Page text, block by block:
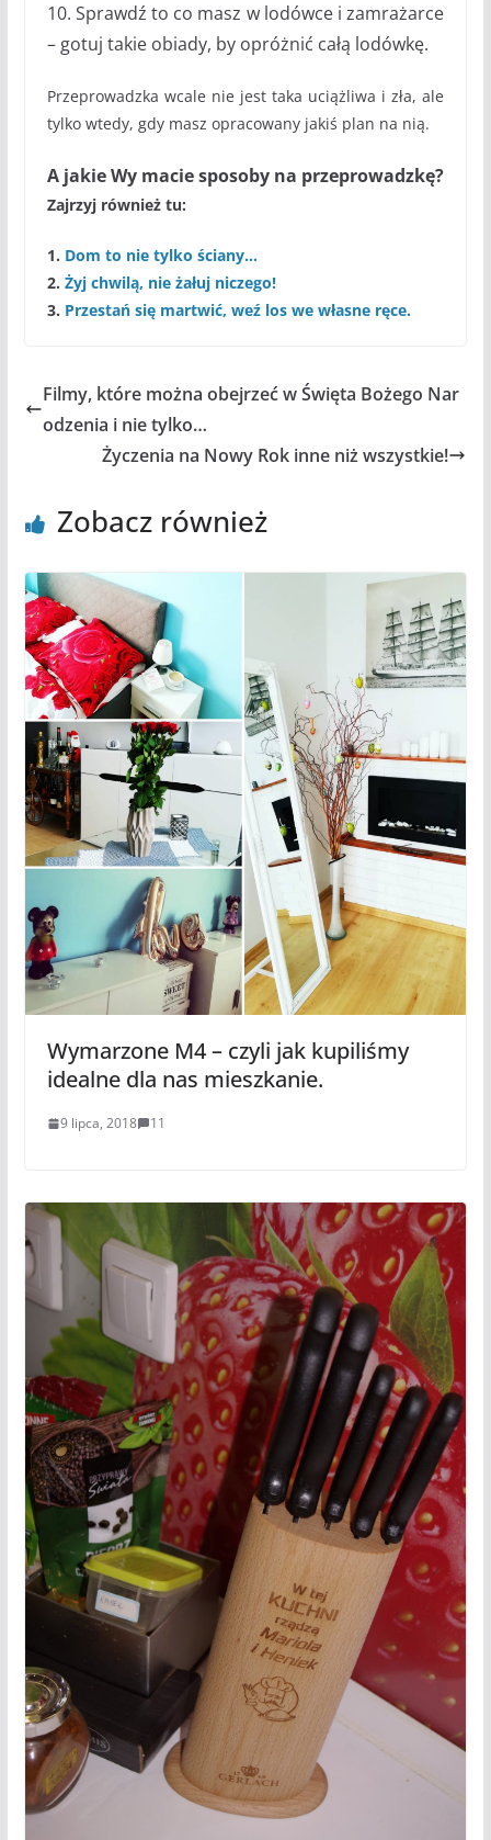
10. Sprawdź to co masz w lodówce i zamrażarce
– gotuj takie obiady, by opróżnić całą lodówkę.
Przeprowadzka wcale nie jest taka uciążliwa i zła, ale
tylko wtedy, gdy masz opracowany jakiś plan na nią.
A jakie Wy macie sposoby na przeprowadzkę?
Zajrzyj również tu:
1. Dom to nie tylko ściany…
2. Żyj chwilą, nie żałuj niczego!
3. Przestań się martwić, weź los we własne ręce.
Filmy, które można obejrzeć w Święta Bożego Nar
odzenia i nie tylko…
Życzenia na Nowy Rok inne niż wszystkie!
Zobacz również
Wymarzone M4 – czyli jak kupiliśmy
idealne dla nas mieszkanie.
9 lipca, 2018 11